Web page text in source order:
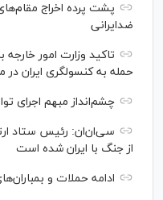
پشت پرده اخراج
ضدایرانی
تاکید وزارت امور
حمله به کنسولگری ایران در
چشم‌انداز مبهم اجرای
سی‌ان‌‌ان: رئیس ستاد
از جنگ با ایران شده است
ادامه حملات و